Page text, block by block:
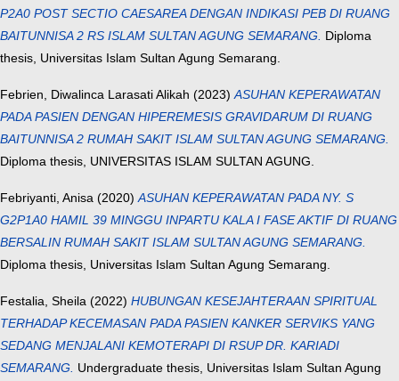
P2A0 POST SECTIO CAESAREA DENGAN INDIKASI PEB DI RUANG
BAITUNNISA 2 RS ISLAM SULTAN AGUNG SEMARANG. Diploma
thesis, Universitas Islam Sultan Agung Semarang.
Febrien, Diwalinca Larasati Alikah (2023)ASUHAN KEPERAWATAN
PADA PASIEN DENGAN HIPEREMESIS GRAVIDARUM DI RUANG
BAITUNNISA 2 RUMAH SAKIT ISLAM SULTAN AGUNG SEMARANG.
Diploma thesis, UNIVERSITAS ISLAM SULTAN AGUNG.
Febriyanti, Anisa (2020)ASUHAN KEPERAWATAN PADA NY. S
G2P1A0 HAMIL 39 MINGGU INPARTU KALA I FASE AKTIF DI RUANG
BERSALIN RUMAH SAKIT ISLAM SULTAN AGUNG SEMARANG.
Diploma thesis, Universitas Islam Sultan Agung Semarang.
Festalia, Sheila (2022) HUBUNGAN KESEJAHTERAAN SPIRITUAL
TERHADAP KECEMASAN PADA PASIEN KANKER SERVIKS YANG
SEDANG MENJALANI KEMOTERAPI DI RSUP DR. KARIADI
SEMARANG. Undergraduate thesis, Universitas Islam Sultan Agung